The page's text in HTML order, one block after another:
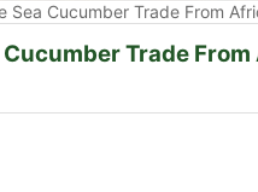
Sea Cucumber Trade From
Trade